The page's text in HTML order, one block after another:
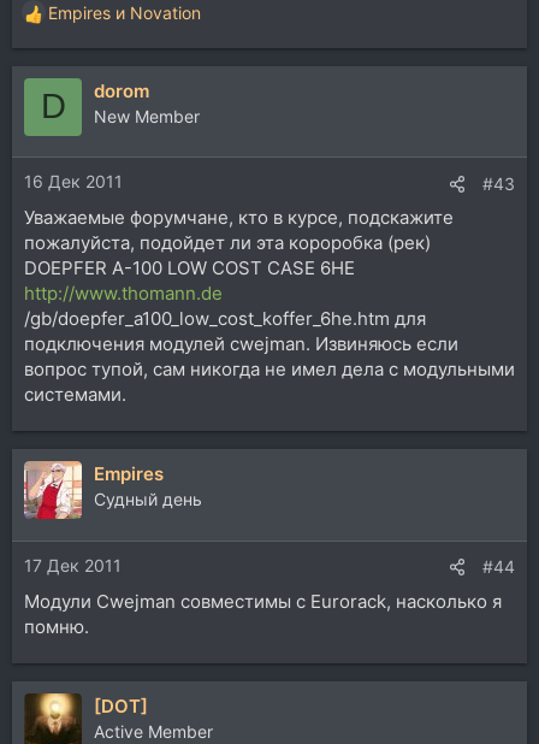
Р
е
а
и
и
:
Empires и Novation
D dorom
New Member
16 Дек 2011 #43
Уважаемые форумчане, кто в курсе, подскажите
пожалуйста, подойдет ли эта короробка (рек)
DOEPFER A-100 LOW COST CASE 6HE
http://www.thomann.de
/gb/doepfer_a100_low_cost_koffer_6he.htm для
подключения модулей cwejman. Извиняюсь если
вопрос тупой, сам никогда не имел дела с модульными
системами.
Empires
Судный день
17 Дек 2011 #44
Модули Cwejman совместимы с Eurorack, насколько я
помню.
[DOT]
Active Member